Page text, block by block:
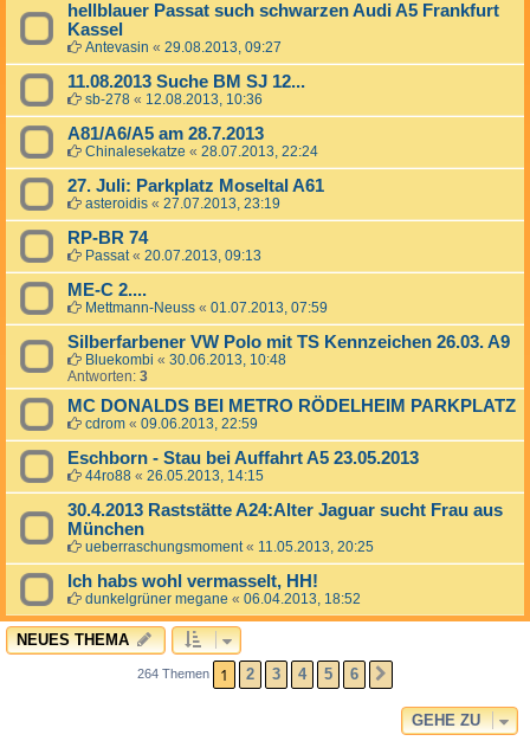
hellblauer Passat such schwarzen Audi A5 Frankfurt
Kassel
Antevasin « 29.08.2013, 09:27
11.08.2013 Suche BM SJ 12...
sb-278 « 12.08.2013, 10:36
A81/A6/A5 am 28.7.2013
Chinalesekatze « 28.07.2013, 22:24
27. Juli: Parkplatz Moseltal A61
asteroidis « 27.07.2013, 23:19
RP-BR 74
Passat« 20.07.2013, 09:13
ME-C 2....
Mettmann-Neuss « 01.07.2013, 07:59
Silberfarbener VW Polo mit TS Kennzeichen 26.03. A9
Bluekombi « 30.06.2013, 10:48
Antworten: 3
MC DONALDS BEI METRO RÖDELHEIM PARKPLATZ
cdrom « 09.06.2013, 22:59
Eschborn - Stau bei Auffahrt A5 23.05.2013
44ro88 « 26.05.2013, 14:15
30.4.2013 Raststätte A24:Alter Jaguar sucht Frau aus
München
ueberraschungsmoment« 11.05.2013, 20:25
Ich habs wohl vermasselt, HH!
dunkelgrüner megane « 06.04.2013, 18:52
NEUES THEMA
264 Themen 1 2 3 4 5 6
GEHE ZU